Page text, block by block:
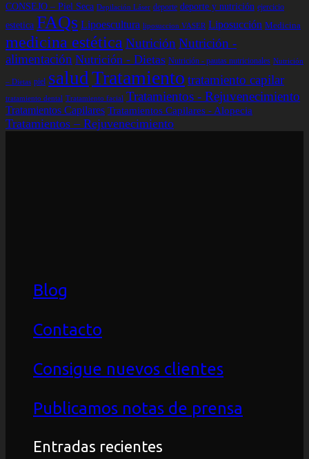
CONSEJO – Piel Seca Depilación Láser deporte deporte y nutrición ejercicio
estetica FAQs Lipoescultura liposuccion VASER Liposucción Medicina
medicina estética Nutrición Nutrición -
alimentación Nutrición - Dietas Nutrición - pautas nutricionales Nutrición
– Dietas piel salud Tratamiento tratamiento capilar
tratamiento dental Tratamiento facial Tratamientos - Rejuvenecimiento
Tratamientos Capilares Tratamientos Capilares - Alopecia
Tratamientos – Rejuvenecimiento
Blog
Contacto
Consigue nuevos clientes
Publicamos notas de prensa
Entradas recientes